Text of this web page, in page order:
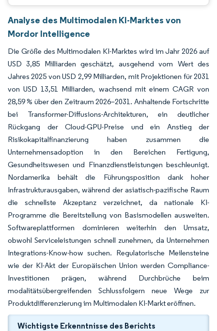
Analyse des Multimodalen KI-Marktes von
Mordor Intelligence
Die Größe des Multimodalen KI-Marktes wird im Jahr 2026 auf
USD 3,85 Milliarden geschätzt, ausgehend vom Wert des
Jahres 2025 von USD 2,99 Milliarden, mit Projektionen für 2031
von USD 13,51 Milliarden, wachsend mit einem CAGR von
28,59 % über den Zeitraum 2026–2031. Anhaltende Fortschritte
bei Transformer-Diffusions-Architekturen, ein deutlicher
Rückgang der Cloud-GPU-Preise und ein Anstieg der
Risikokapitalfinanzierung haben zusammen die
Unternehmensadoption in den Bereichen Fertigung,
Gesundheitswesen und Finanzdienstleistungen beschleunigt.
Nordamerika behält die Führungsposition dank hoher
Infrastrukturausgaben, während der asiatisch-pazifische Raum
die schnellste Akzeptanz verzeichnet, da nationale KI-
Programme die Bereitstellung von Basismodellen ausweiten.
Softwareplattformen dominieren weiterhin den Umsatz,
obwohl Serviceleistungen schnell zunehmen, da Unternehmen
Integrations-Know-how suchen. Regulatorische Meilensteine
wie der KI-Akt der Europäischen Union werden Compliance-
Investitionen prägen, während Durchbrüche beim
modalitätsübergreifenden Schlussfolgern neue Wege zur
Produktdifferenzierung im Multimodalen KI-Markt eröffnen.
Wichtigste Erkenntnisse des Berichts